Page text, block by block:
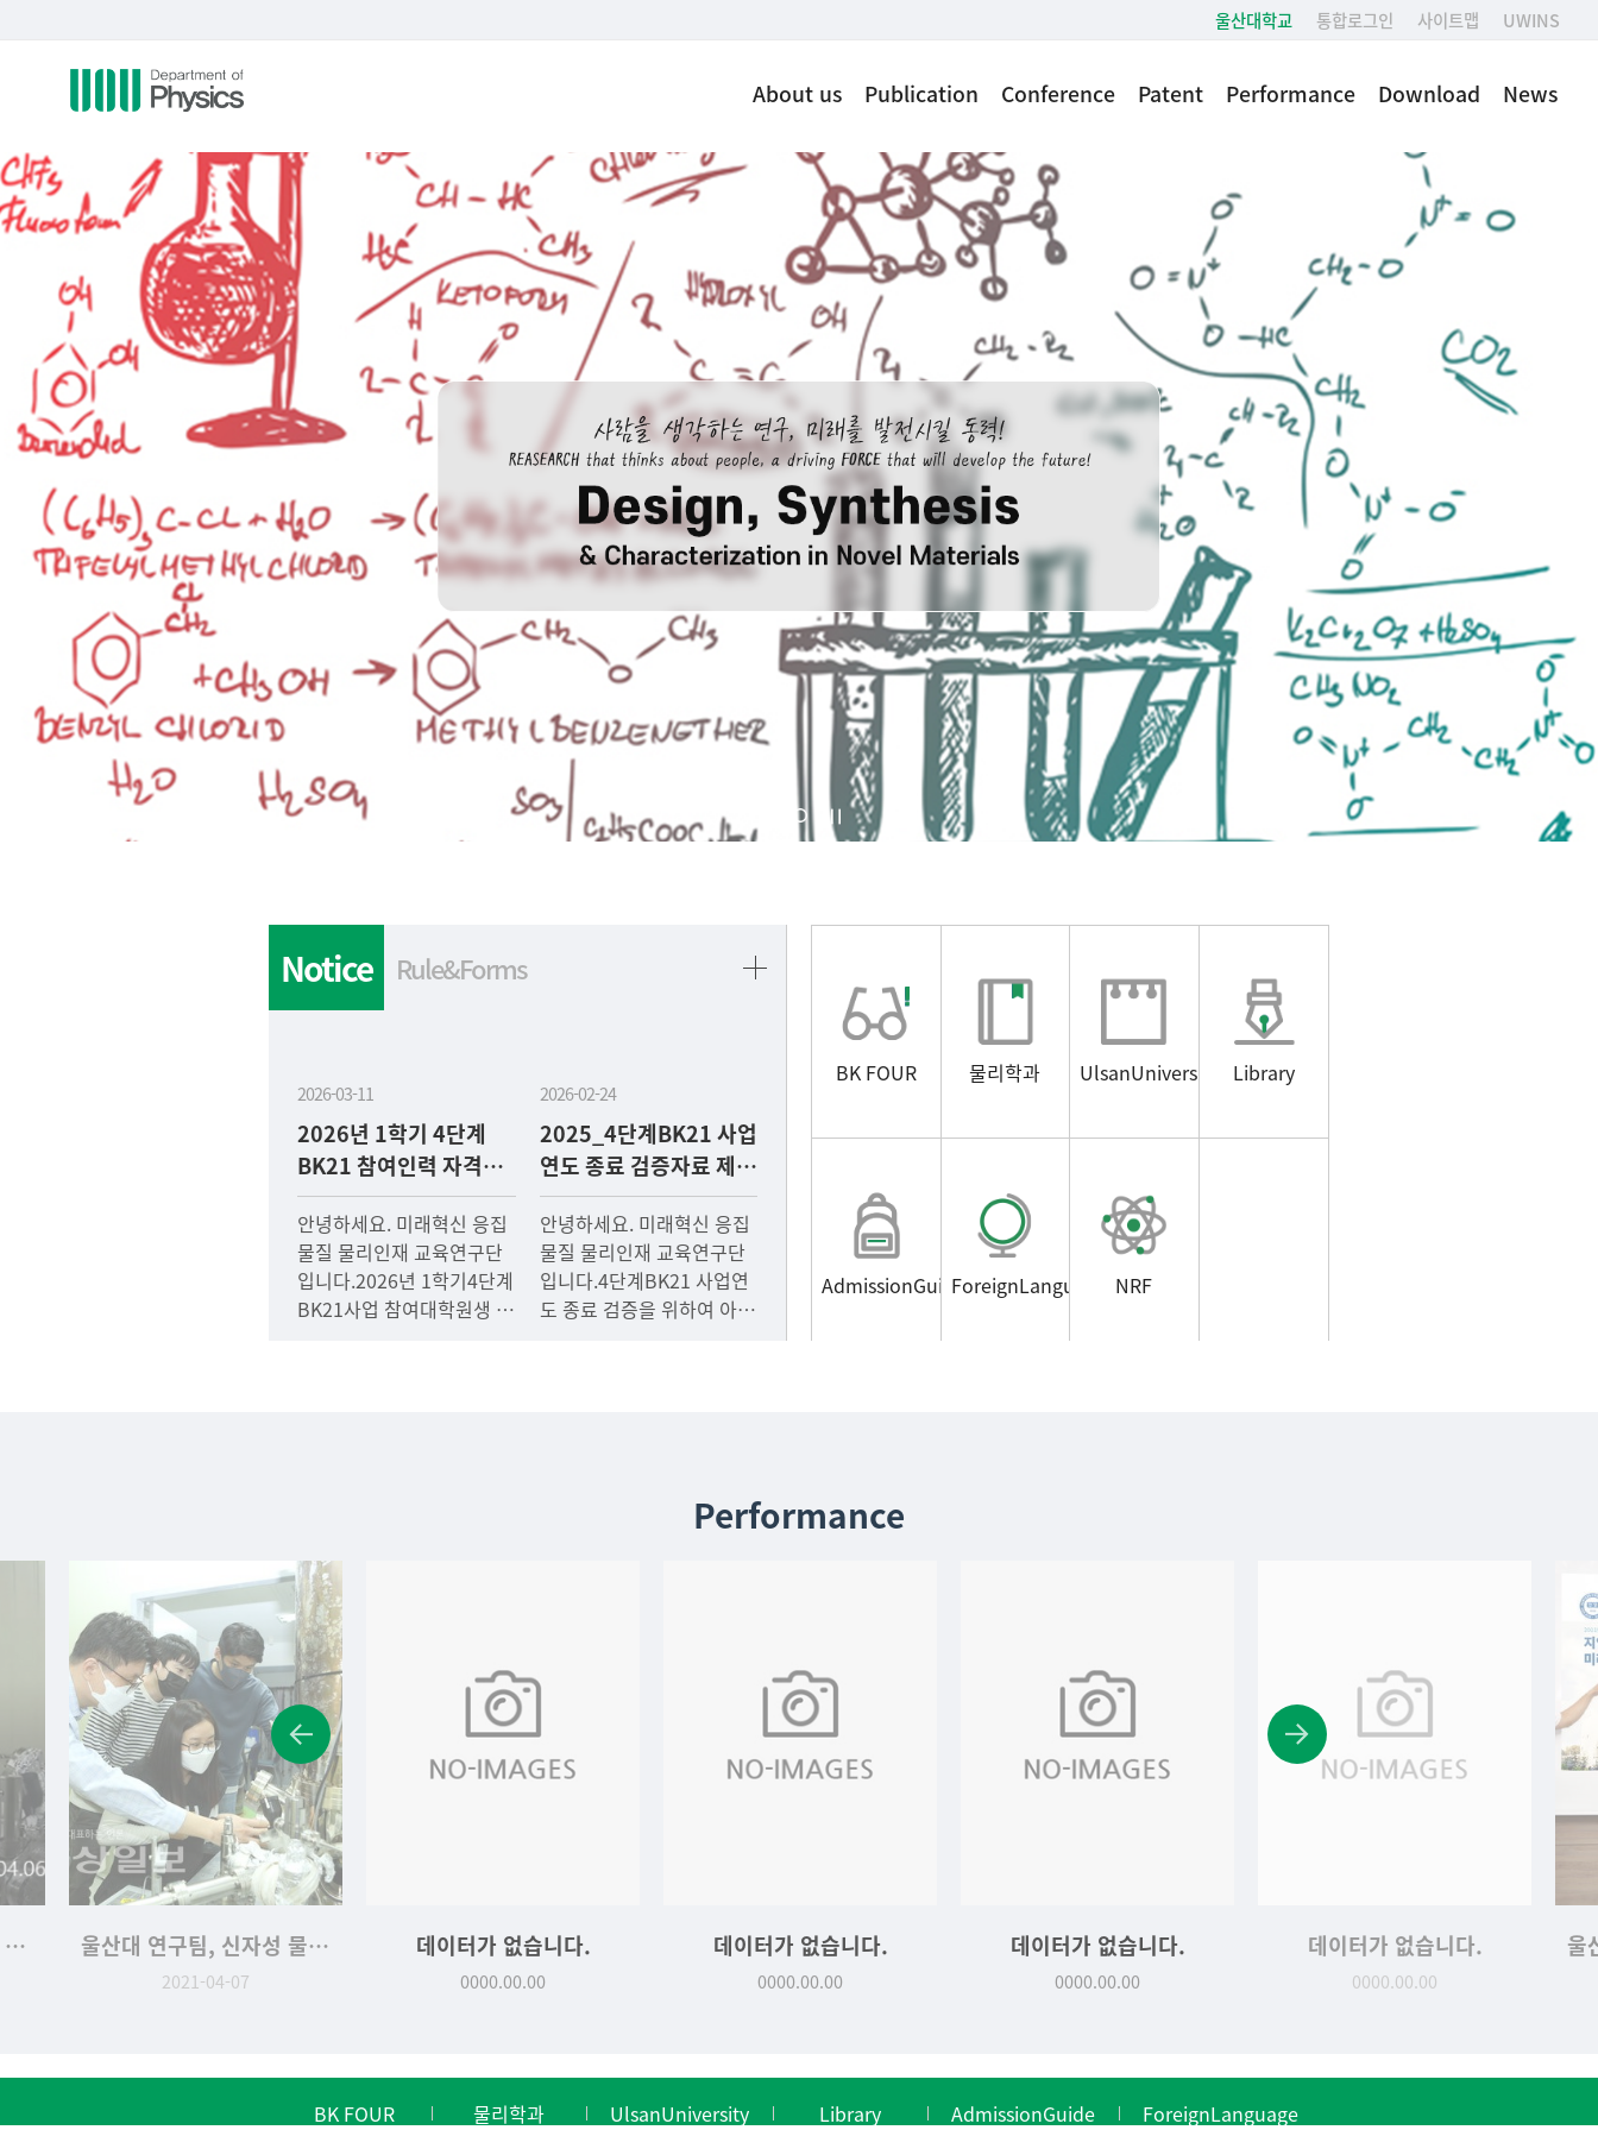
울산대학교 통합로그인 사이트맵 UWINS
About us Publication Conference Patent Performance Download News
Notice Rule&Forms
2026-03-11
2026년 1학기 4단계
BK21 참여인력 자격요
건 검증자료 제출안내
안녕하세요. 미래혁신 응집
물질 물리인재 교육연구단
입니다.2026년 1학기4단계
BK21사업 참여대학원생 전
2026-02-24
2025_4단계BK21 사업
연도 종료 검증자료 제출
안내
안녕하세요. 미래혁신 응집
물질 물리인재 교육연구단
입니다.4단계BK21 사업연
도 종료 검증을 위하여 아래
BK FOUR 물리학과 UlsanUniversity Library
AdmissionGuideForeignLanguage NRF
Performance
울산대 연구팀, 신자성 물질 구조 세계 첫 규명 데이터가 없습니다.
0000.00.00
데이터가 없습니다.
0000.00.00
데이터가 없습니다.
0000.00.00
데이터가 없습니다.
0000.00.00 2021-09-14
BK FOUR 물리학과 UlsanUniversity Library AdmissionGuide ForeignLanguage